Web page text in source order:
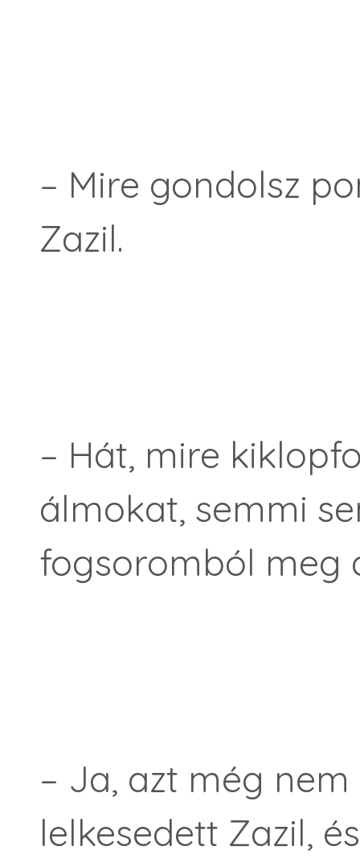
– Mire gondolsz
Zazil.
– Hát, mire
álmokat, semmi
fogsoromból meg
– Ja, azt még
lelkesedett Zazil,